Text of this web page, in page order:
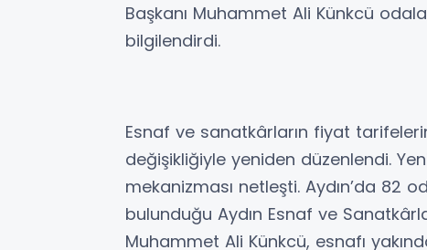
Başkanı Muhammet Ali Künkcü
bilgilendirdi.
Esnaf ve sanatkârların fiyat
değişikliğiyle yeniden düzenlendi.
mekanizması netleşti. Aydın’da 82
bulunduğu Aydın Esnaf ve
Muhammet Ali Künkcü, esnafı